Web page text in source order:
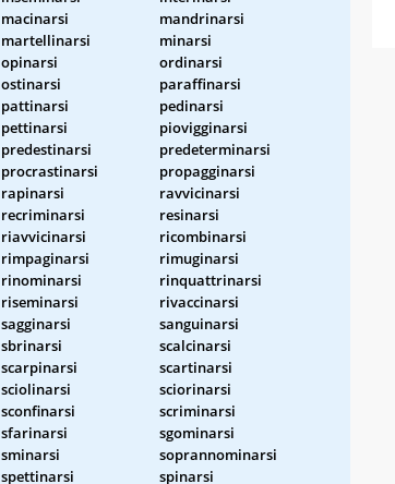
macinarsi
mandrinarsi
martellinarsi
minarsi
opinarsi
ordinarsi
ostinarsi
paraffinarsi
pattinarsi
pedinarsi
pettinarsi
piovigginarsi
predestinarsi
predeterminarsi
procrastinarsi
propagginarsi
rapinarsi
ravvicinarsi
recriminarsi
resinarsi
riavvicinarsi
ricombinarsi
rimpaginarsi
rimuginarsi
rinominarsi
rinquattrinarsi
riseminarsi
rivaccinarsi
sagginarsi
sanguinarsi
sbrinarsi
scalcinarsi
scarpinarsi
scartinarsi
sciolinarsi
sciorinarsi
sconfinarsi
scriminarsi
sfarinarsi
sgominarsi
sminarsi
soprannominarsi
spettinarsi
spinarsi